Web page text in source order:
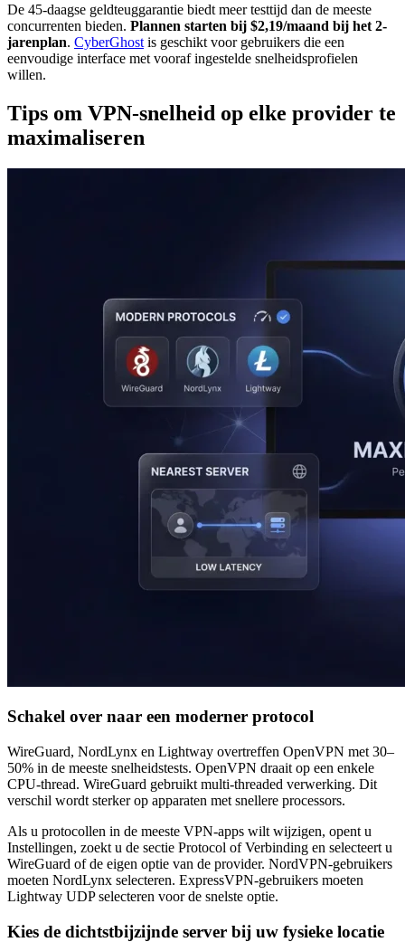
De 45-daagse geldteuggarantie biedt meer testtijd dan de meeste
concurrenten bieden. Plannen starten bij $2,19/maand bij het 2-
jarenplan. CyberGhost is geschikt voor gebruikers die een
eenvoudige interface met vooraf ingestelde snelheidsprofielen
willen.
Tips om VPN-snelheid op elke provider te
maximaliseren
Schakel over naar een moderner protocol
WireGuard, NordLynx en Lightway overtreffen OpenVPN met 30–
50% in de meeste snelheidstests. OpenVPN draait op een enkele
CPU-thread. WireGuard gebruikt multi-threaded verwerking. Dit
verschil wordt sterker op apparaten met snellere processors.
Als u protocollen in de meeste VPN-apps wilt wijzigen, opent u
Instellingen, zoekt u de sectie Protocol of Verbinding en selecteert u
WireGuard of de eigen optie van de provider. NordVPN-gebruikers
moeten NordLynx selecteren. ExpressVPN-gebruikers moeten
Lightway UDP selecteren voor de snelste optie.
Kies de dichtstbijzijnde server bij uw fysieke locatie